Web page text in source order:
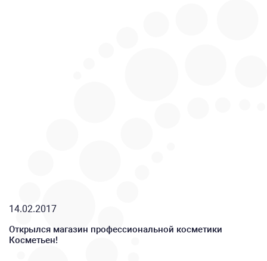
14.02.2017
Открылся магазин профессиональной косметики
Косметьен!